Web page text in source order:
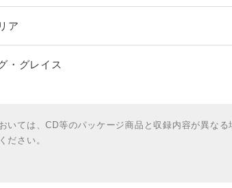
ア
・グレイス
いては、CD等のパッケージ商品と収録内容が異な
ださい。